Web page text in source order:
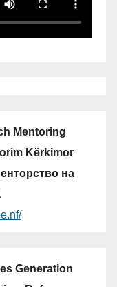
Mentoring
Kërkimor
на
Generation